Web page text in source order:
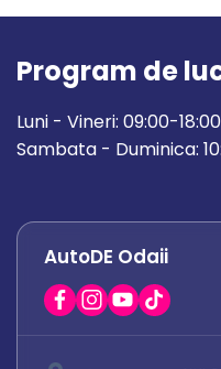
Program de
Luni - Vineri: 09:00-18:00
Sambata - Duminica:
AutoDE Odaii